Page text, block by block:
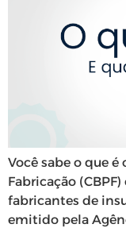
Você sabe o que
Fabricação
fabricantes de
emitido pela